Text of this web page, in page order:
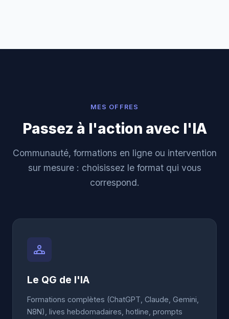
MES OFFRES
Passez à l'action avec l'IA
Communauté, formations en ligne ou intervention
sur mesure : choisissez le format qui vous
correspond.
Le QG de l'IA
Formations complètes (ChatGPT, Claude, Gemini,
N8N), lives hebdomadaires, hotline, prompts